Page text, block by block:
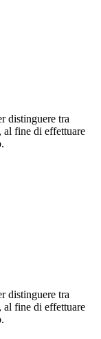
distinguere tra
al fine di effettuare
distinguere tra
al fine di effettuare